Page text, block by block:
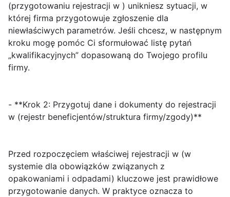
(przygotowaniu rejestracji w ) unikniesz sytuacji, w
której firma przygotowuje zgłoszenie dla
niewłaściwych parametrów. Jeśli chcesz, w następnym
kroku mogę pomóc Ci sformułować listę pytań
„kwalifikacyjnych” dopasowaną do Twojego profilu
firmy.
- **Krok 2: Przygotuj dane i dokumenty do rejestracji
w (rejestr beneficjentów/struktura firmy/zgody)**
Przed rozpoczęciem właściwej rejestracji w (w
systemie dla obowiązków związanych z
opakowaniami i odpadami) kluczowe jest prawidłowe
przygotowanie danych. W praktyce oznacza to